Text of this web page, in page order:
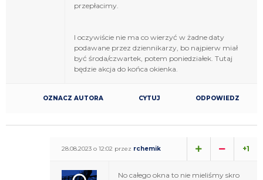
przepłacimy.
I oczywiście nie ma co wierzyć w żadne daty
podawane przez dziennikarzy, bo najpierw miał
być środa/czwartek, potem poniedziałek. Tutaj
będzie akcja do końca okienka.
OZNACZ AUTORA CYTUJ ODPOWIEDZ
28.08.2023 o 12:02 przez rchemik +1
No całego okna to nie mieliśmy skro